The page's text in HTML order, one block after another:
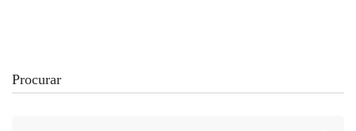
Procurar